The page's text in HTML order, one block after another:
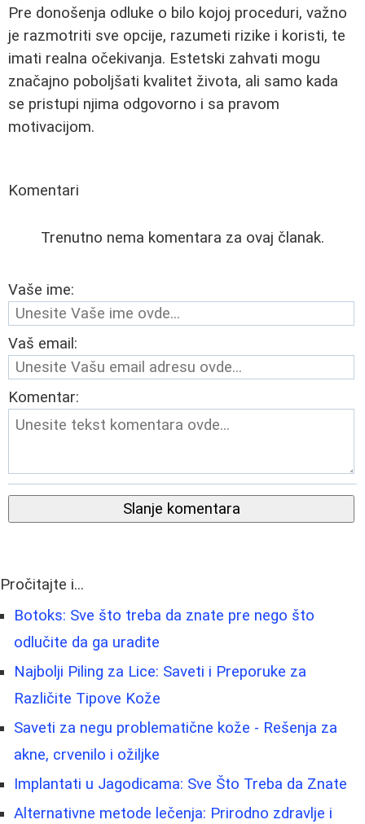
Pre donošenja odluke o bilo kojoj proceduri, važno
je razmotriti sve opcije, razumeti rizike i koristi, te
imati realna očekivanja. Estetski zahvati mogu
značajno poboljšati kvalitet života, ali samo kada
se pristupi njima odgovorno i sa pravom
motivacijom.
Komentari
Trenutno nema komentara za ovaj članak.
Vaše ime:
Vaš email:
Komentar:
Slanje komentara
Pročitajte i...
Botoks: Sve što treba da znate pre nego što
odlučite da ga uradite
Najbolji Piling za Lice: Saveti i Preporuke za
Različite Tipove Kože
Saveti za negu problematične kože - Rešenja za
akne, crvenilo i ožiljke
Implantati u Jagodicama: Sve Što Treba da Znate
Alternativne metode lečenja: Prirodno zdravlje i